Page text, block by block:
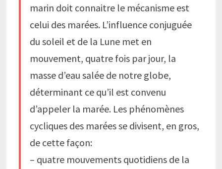
marin doit connaitre le mécanisme est
celui des marées. L’influence conjuguée
du soleil et de la Lune met en
mouvement, quatre fois par jour, la
masse d’eau salée de notre globe,
déterminant ce qu’il est convenu
d’appeler la marée. Les phénomènes
cycliques des marées se divisent, en gros,
de cette façon:
– quatre mouvements quotidiens de la